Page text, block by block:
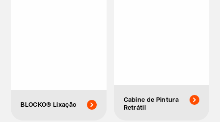
BLOCKO® Lixação
Cabine de Pintura
Retrátil